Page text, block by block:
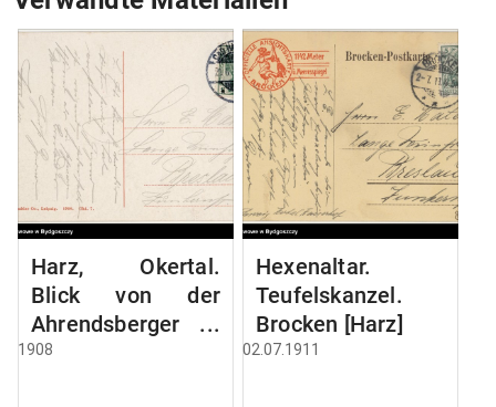
Harz, Okertal.
Blick von der
Ahrendsberger
Klippe
1908
Hexenaltar.
Teufelskanzel.
Brocken [Harz]
02.07.1911